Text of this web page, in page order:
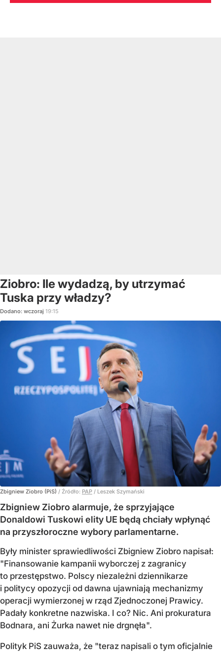
Ziobro: Ile wydadzą, by utrzymać
Tuska przy władzy?
Dodano: wczoraj 19:15
Zbigniew Ziobro (PiS) / Źródło: PAP / Leszek Szymański
Zbigniew Ziobro alarmuje, że sprzyjające
Donaldowi Tuskowi elity UE będą chciały wpłynąć
na przyszłoroczne wybory parlamentarne.
Były minister sprawiedliwości Zbigniew Ziobro napisał:
"Finansowanie kampanii wyborczej z zagranicy
to przestępstwo. Polscy niezależni dziennikarze
i politycy opozycji od dawna ujawniają mechanizmy
operacji wymierzonej w rząd Zjednoczonej Prawicy.
Padały konkretne nazwiska. I co? Nic. Ani prokuratura
Bodnara, ani Żurka nawet nie drgnęła".
Polityk PiS zauważa, że "teraz napisali o tym oficjalnie